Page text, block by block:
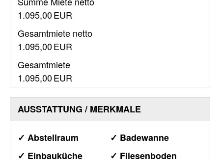
1.095,00 EUR
Gesamtmiete netto
1.095,00 EUR
Gesamtmiete
1.095,00 EUR
AUSSTATTUNG / MERKMALE
✓ Abstellraum
✓ Badewanne
✓ Einbauküche
✓ Fliesenboden